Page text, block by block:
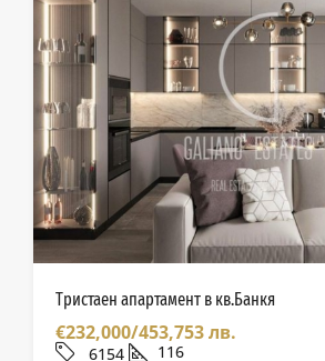
Тристаен апартамент в кв.Банкя
€232,000/453,753 лв.
6154 116